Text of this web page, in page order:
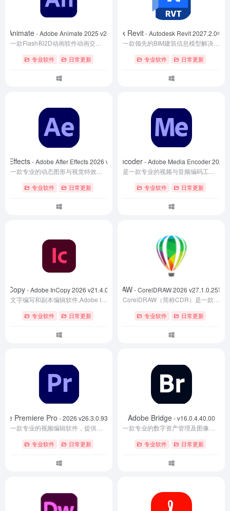
Animate- Adobe Animate 2025 v24.0.11.04
专业软件 日常更新
Autodesk Revit- Autodesk Revit 2027.2.0中
专业软件 日常更新
Effects- Adobe After Effects 2026 v26.2.1.2高级版
专业软件 日常更新
Adobe Media Encoder- Adobe Media Encoder 2026
专业软件 日常更新
- Adobe InCopy 2026 v21.4.0.074特别版
专业软件 日常更新
CorelDRAW- CorelDRAW 2026 v27.1.0.25零
专业软件 日常更新
Premiere Pro - 2026 v26.3.0.93高级版
专业软件 日常更新
Adobe Bridge- v16.0.4.40.00
专业软件 日常更新